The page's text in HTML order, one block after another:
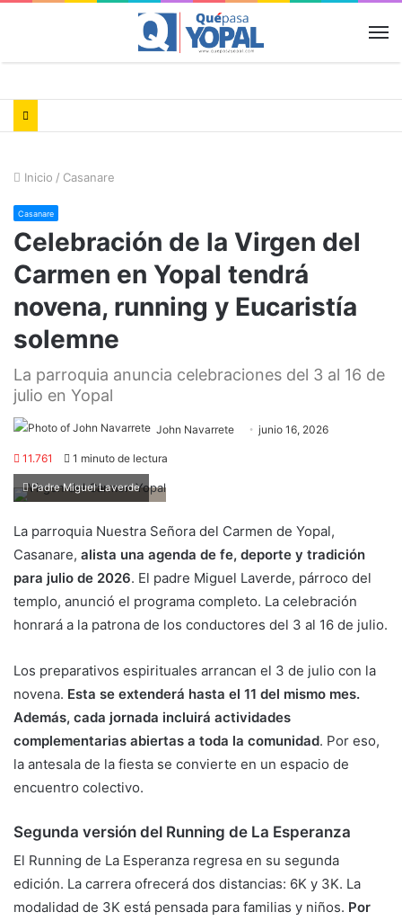
Inicio / Casanare
Casanare
Celebración de la Virgen del
Carmen en Yopal tendrá
novena, running y Eucaristía
solemne
La parroquia anuncia celebraciones del 3 al 16 de
julio en Yopal
John Navarrete junio 16, 2026
11.761 1 minuto de lectura
Padre Miguel Laverde
La parroquia Nuestra Señora del Carmen de Yopal,
Casanare, alista una agenda de fe, deporte y tradición
para julio de 2026. El padre Miguel Laverde, párroco del
templo, anunció el programa completo. La celebración
honrará a la patrona de los conductores del 3 al 16 de julio.
Los preparativos espirituales arrancan el 3 de julio con la
novena. Esta se extenderá hasta el 11 del mismo mes.
Además, cada jornada incluirá actividades
complementarias abiertas a toda la comunidad. Por eso,
la antesala de la fiesta se convierte en un espacio de
encuentro colectivo.
Segunda versión del Running de La Esperanza
El Running de La Esperanza regresa en su segunda
edición. La carrera ofrecerá dos distancias: 6K y 3K. La
modalidad de 3K está pensada para familias y niños. Por